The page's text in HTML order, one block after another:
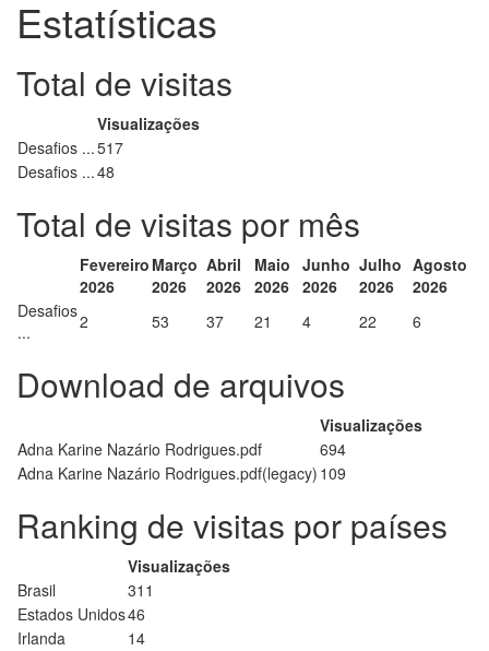
Estatísticas
Total de visitas
Visualizações
Desafios ...517
Desafios ...48
Total de visitas por mês
Fevereiro
2026
Março
2026
Abril
2026
Maio
2026
Junho
2026
Julho
2026
Agosto
2026
Desafios
...
2 53 37 21 4 22 6
Download de arquivos
Visualizações
Adna Karine Nazário Rodrigues.pdf
694
Adna Karine Nazário Rodrigues.pdf(legacy) 109
Ranking de visitas por países
Visualizações
Brasil
311
Estados Unidos46
Irlanda
14